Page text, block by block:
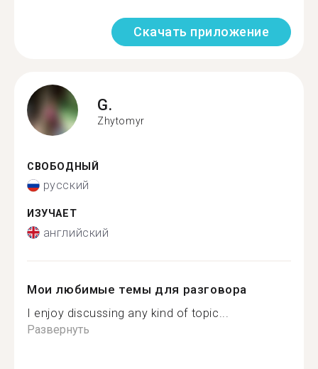
Скачать приложение
G.
Zhytomyr
СВОБОДНЫЙ
русский
ИЗУЧАЕТ
английский
Мои любимые темы для разговора
I enjoy discussing any kind of topic...
Развернуть